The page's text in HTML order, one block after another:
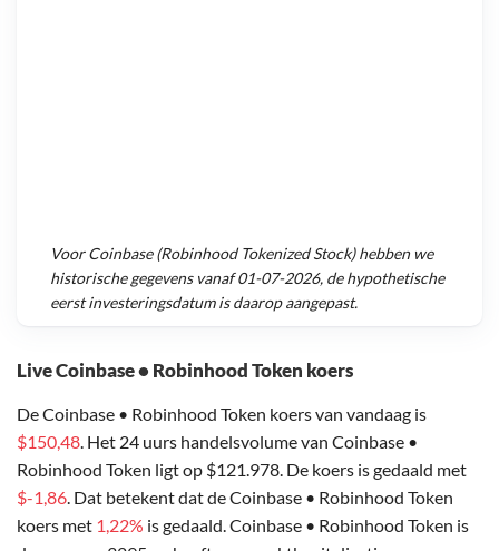
Live Coinbase • Robinhood Token koers
De Coinbase • Robinhood Token koers van vandaag is
$150,48. Het 24 uurs handelsvolume van Coinbase •
Robinhood Token ligt op $121.978. De koers is gedaald met
$-1,86. Dat betekent dat de Coinbase • Robinhood Token
koers met 1,22% is gedaald. Coinbase • Robinhood Token is
VoorCoinbase (Robinhood Tokenized Stock)hebben we
historische gegevens vanaf01-07-2026, de hypothetische
eerst investeringsdatum is daarop aangepast.